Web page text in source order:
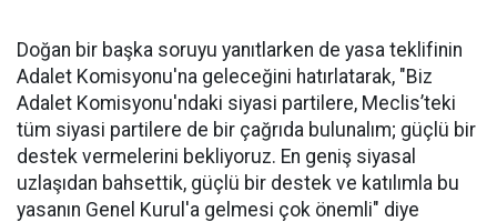
Doğan bir başka soruyu yanıtlarken de yasa teklifinin
Adalet Komisyonu'na geleceğini hatırlatarak, "Biz
Adalet Komisyonu'ndaki siyasi partilere, Meclis’teki
tüm siyasi partilere de bir çağrıda bulunalım; güçlü bir
destek vermelerini bekliyoruz. En geniş siyasal
uzlaşıdan bahsettik, güçlü bir destek ve katılımla bu
yasanın Genel Kurul'a gelmesi çok önemli" diye